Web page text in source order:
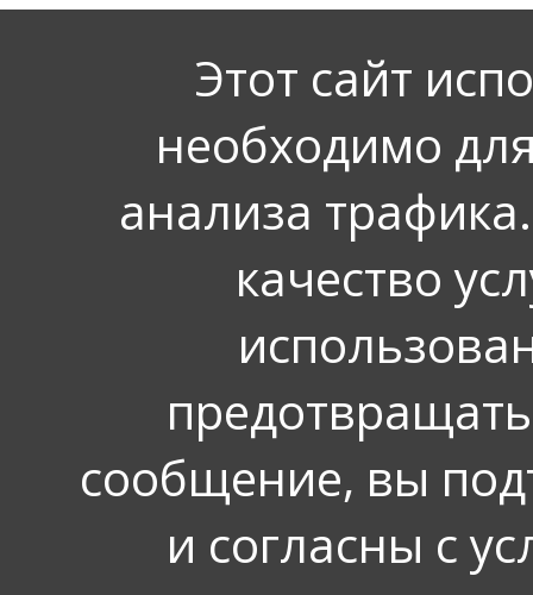
Этот сайт
необходимо
анализа
качество
сообщение, вы
и согласны с